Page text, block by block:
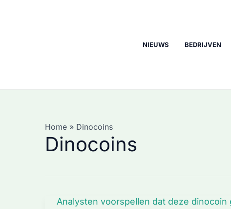
NIEUWS BEDRIJVEN
Home Dinocoins
Dinocoins
Analysten voorspellen dat deze dinocoin